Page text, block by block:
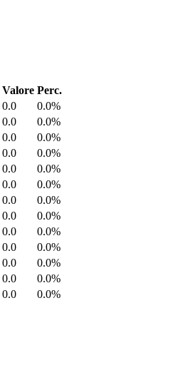
Valore Perc.
0.0
0.0%
0.0
0.0%
0.0
0.0%
0.0
0.0%
0.0
0.0%
0.0
0.0%
0.0
0.0%
0.0
0.0%
0.0
0.0%
0.0
0.0%
0.0
0.0%
0.0
0.0%
0.0
0.0%